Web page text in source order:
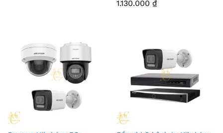
1.130.000 ₫